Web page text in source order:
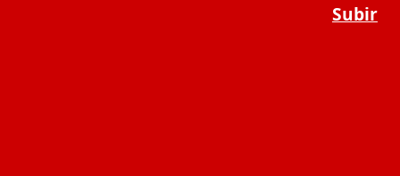
Subir